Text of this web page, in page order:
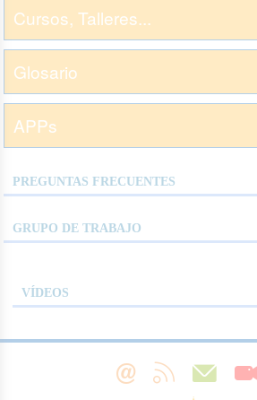
Cursos, Talleres...
Glosario
APPs
PREGUNTAS FRECUENTES
GRUPO DE TRABAJO
VÍDEOS